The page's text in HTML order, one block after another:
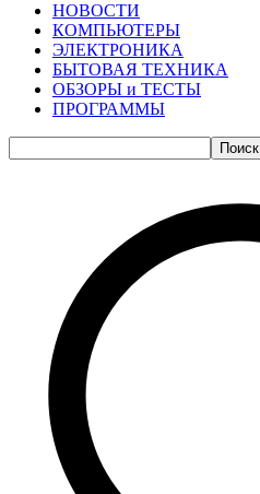
НОВОСТИ
КОМПЬЮТЕРЫ
ЭЛЕКТРОНИКА
БЫТОВАЯ ТЕХНИКА
ОБЗОРЫ и ТЕСТЫ
ПРОГРАММЫ
Поиск